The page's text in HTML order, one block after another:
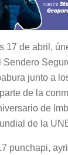
17 de abril,
Sendero
junto a
de la
de
de la
punchapi,